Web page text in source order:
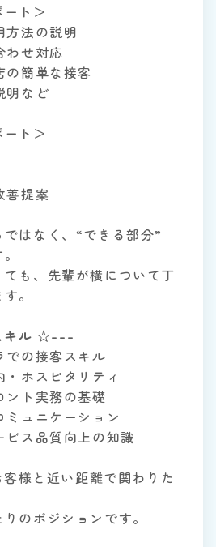
ト＞
方法の説明
わせ対応
の簡単な接客
明など
ト＞
善提案
はなく、“できる部分”
も、先輩が横について丁
。
キル ☆---
での接客スキル
・ホスピタリティ
ント実務の基礎
ミュニケーション
ビス品質向上の知識
様と近い距離で関わりた
のポジションです。